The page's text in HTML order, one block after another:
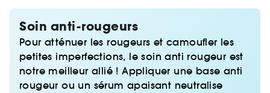
Soin anti-rougeurs
Pour atténuer les rougeurs et camoufler les
petites imperfections, le soin anti rougeur est
notre meilleur allié ! Appliquer une base anti
rougeur ou un sérum apaisant neutralise